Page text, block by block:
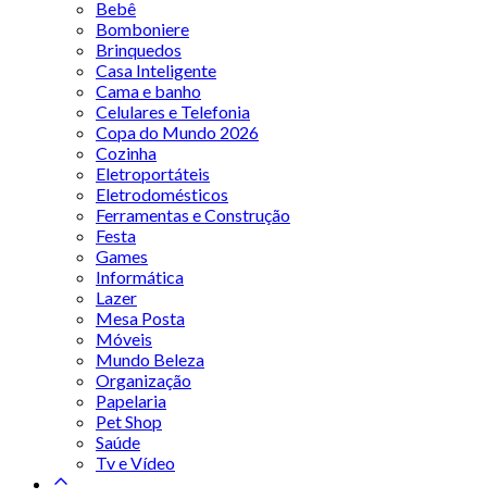
Bebê
Bomboniere
Brinquedos
Casa Inteligente
Cama e banho
Celulares e Telefonia
Copa do Mundo 2026
Cozinha
Eletroportáteis
Eletrodomésticos
Ferramentas e Construção
Festa
Games
Informática
Lazer
Mesa Posta
Móveis
Mundo Beleza
Organização
Papelaria
Pet Shop
Saúde
Tv e Vídeo